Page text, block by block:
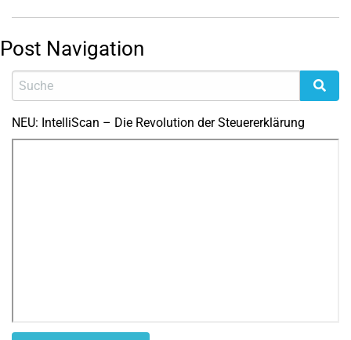
Post Navigation
NEU: IntelliScan – Die Revolution der Steuererklärung